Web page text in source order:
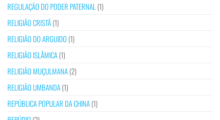
REGULAÇÃO DO PODER PATERNAL (1)
RELIGIÃO CRISTÃ(1)
RELIGIÃO DO ARGUIDO (1)
RELIGIÃO ISLÂMICA(1)
RELIGIÃO MUÇULMANA(2)
RELIGIÃO UMBANDA(1)
REPÚBLICA POPULAR DA CHINA(1)